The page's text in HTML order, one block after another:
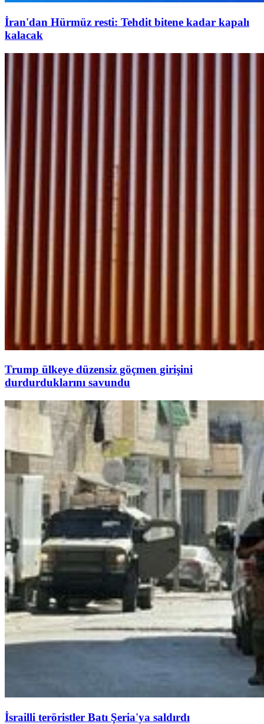
İran'dan Hürmüz resti: Tehdit bitene kadar kapalı
kalacak
Trump ülkeye düzensiz göçmen girişini
durdurduklarını savundu
İsrailli teröristler Batı Şeria'ya saldırdı